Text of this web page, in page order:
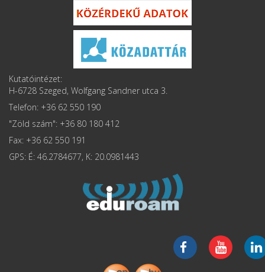
Kutatóintézet:
H-6728 Szeged, Wolfgang Sandner utca 3.
Telefon: +36 62 550 190
"Zöld szám": +36 80 180 412
Fax: +36 62 550 191
GPS: É: 46.2784677, K: 20.0981443